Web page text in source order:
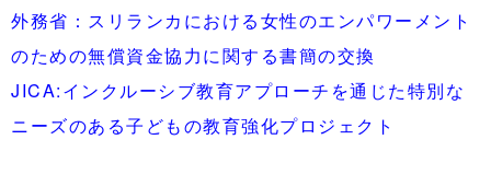
外務省：スリランカにおける女性のエンパワーメント
のための無償資金協力に関する書簡の交換
JICA:インクルーシブ教育アプローチを通じた特別な
ニーズのある子どもの教育強化プロジェクト